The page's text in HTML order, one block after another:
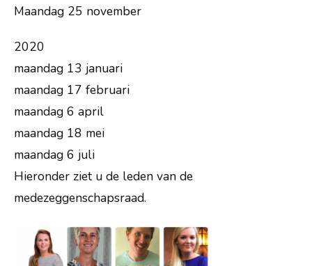
Maandag 25 november
2020
maandag 13 januari
maandag 17 februari
maandag 6 april
maandag 18 mei
maandag 6 juli
Hieronder ziet u de leden van de
medezeggenschapsraad.